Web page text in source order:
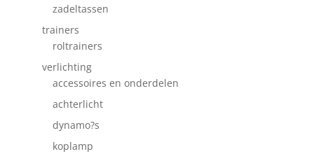
zadeltassen
trainers
roltrainers
verlichting
accessoires en onderdelen
achterlicht
dynamo?s
koplamp